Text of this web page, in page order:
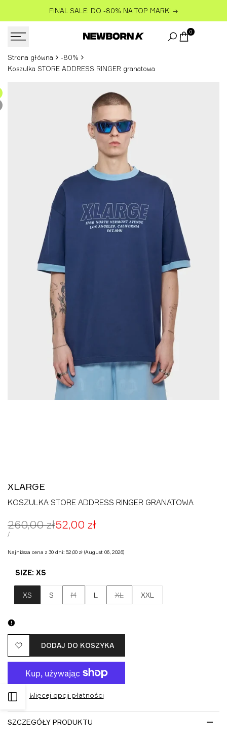
FINAL SALE: DO -80% NA TOP MARKI →
0
Strona główna
-80%
Koszulka STORE ADDRESS RINGER granatowa
Otwórz
panel
XLARGE
KOSZULKA STORE ADDRESS RINGER GRANATOWA
Cena
regularna
260,00 złCena
52,00 zł
CENA
/ZA
Najniższa cena z 30 dni: 52,00 zł (August 06, 2026)
SIZE: XS
XS S
Wariant
wyprzedany
M L
Wariant
wyprzedany
XL XXL
DODAJ DO KOSZYKA
Dodaj
do
listyWięcej opcji płatności
SZCZEGÓŁY PRODUKTU